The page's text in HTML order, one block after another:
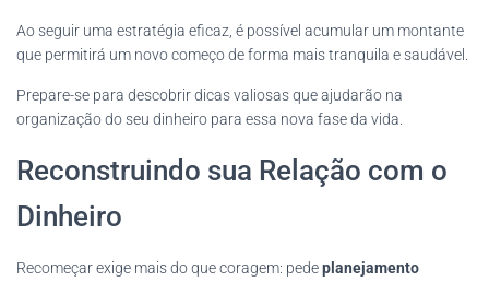
Ao seguir uma estratégia eficaz, é possível acumular um montante
que permitirá um novo começo de forma mais tranquila e saudável.
Prepare-se para descobrir dicas valiosas que ajudarão na
organização do seu dinheiro para essa nova fase da vida.
Reconstruindo sua Relação com o
Dinheiro
Recomeçar exige mais do que coragem: pedeplanejamento